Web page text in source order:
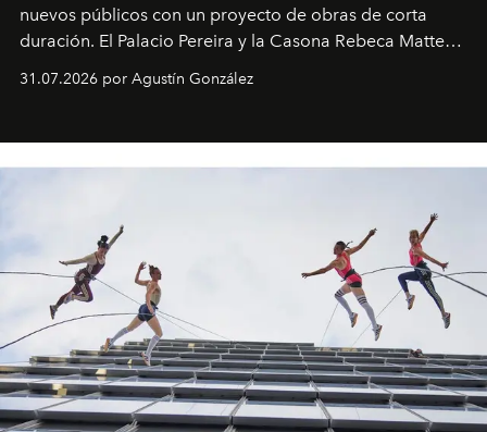
nuevos públicos con un proyecto de obras de corta
duración. El Palacio Pereira y la Casona Rebeca Matte
son algunos de los lugares que han albergado estas
miniobras. Sus puestas en escena son limpias; ponen el
31.07.2026 por Agustín González